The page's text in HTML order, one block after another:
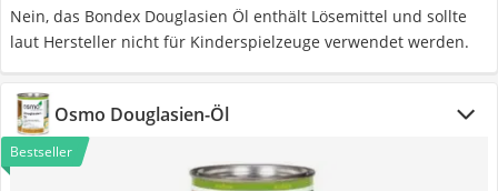
Nein, das Bondex Douglasien Öl enthält Lösemittel und sollte
laut Hersteller nicht für Kinderspielzeuge verwendet werden.
Osmo Douglasien-Öl
Bestseller